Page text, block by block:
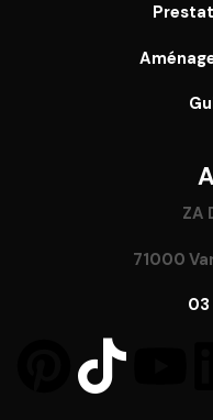
ZA
71000
03